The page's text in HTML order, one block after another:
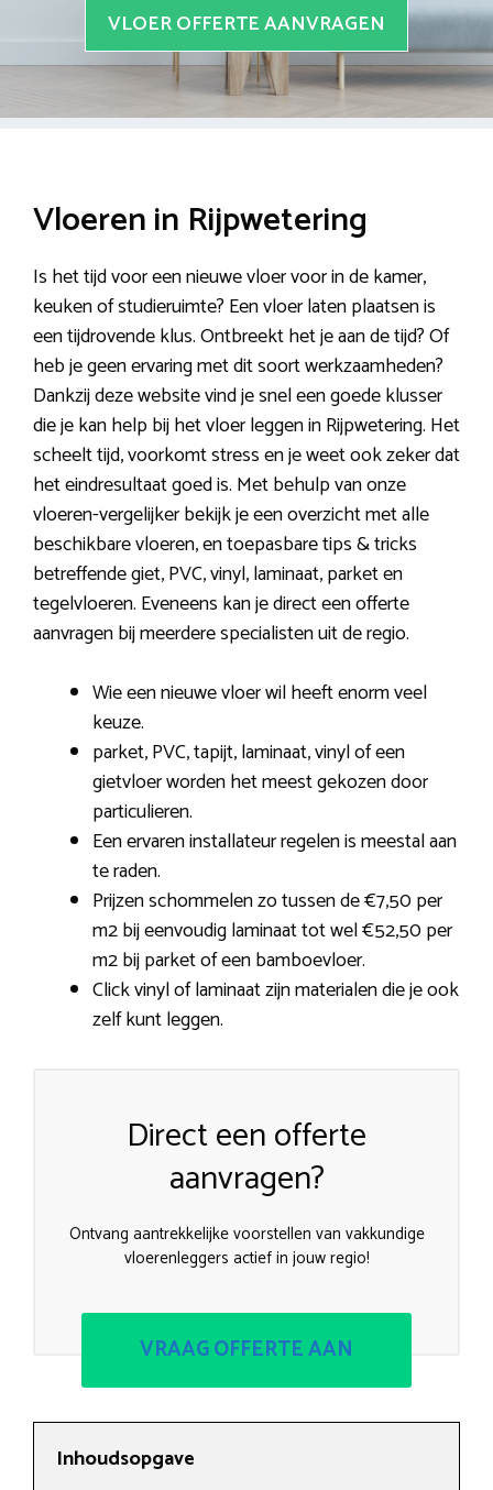
VLOER OFFERTE AANVRAGEN
Vloeren in Rijpwetering
Is het tijd voor een nieuwe vloer voor in de kamer,
keuken of studieruimte? Een vloer laten plaatsen is
een tijdrovende klus. Ontbreekt het je aan de tijd? Of
heb je geen ervaring met dit soort werkzaamheden?
Dankzij deze website vind je snel een goede klusser
die je kan help bij het vloer leggen in Rijpwetering. Het
scheelt tijd, voorkomt stress en je weet ook zeker dat
het eindresultaat goed is. Met behulp van onze
vloeren-vergelijker bekijk je een overzicht met alle
beschikbare vloeren, en toepasbare tips & tricks
betreffende giet, PVC, vinyl, laminaat, parket en
tegelvloeren. Eveneens kan je direct een offerte
aanvragen bij meerdere specialisten uit de regio.
Wie een nieuwe vloer wil heeft enorm veel
keuze.
parket, PVC, tapijt, laminaat, vinyl of een
gietvloer worden het meest gekozen door
particulieren.
Een ervaren installateur regelen is meestal aan
te raden.
Prijzen schommelen zo tussen de €7,50 per
m2 bij eenvoudig laminaat tot wel €52,50 per
m2 bij parket of een bamboevloer.
Click vinyl of laminaat zijn materialen die je ook
zelf kunt leggen.
Direct een offerte
aanvragen?
Ontvang aantrekkelijke voorstellen van vakkundige
vloerenleggers actief in jouw regio!
VRAAG OFFERTE AAN
Inhoudsopgave